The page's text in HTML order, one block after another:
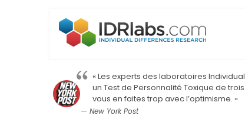
« Les experts des laboratoires
un Test de Personnalité Toxique de
vous en faites trop avec l’optimisme. »
— New York Post